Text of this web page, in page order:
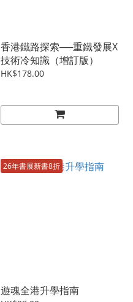
香港鐵路探索──重鐵發展X
技術冷知識（增訂版）
HK$178.00
26年書展新書8折
遊魂全港升學指南